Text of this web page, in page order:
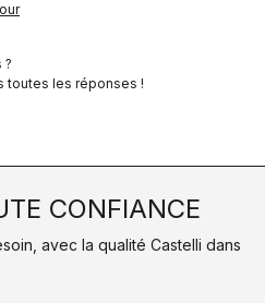
?
toutes les réponses !
CONFIANCE
avec la qualité Castelli dans